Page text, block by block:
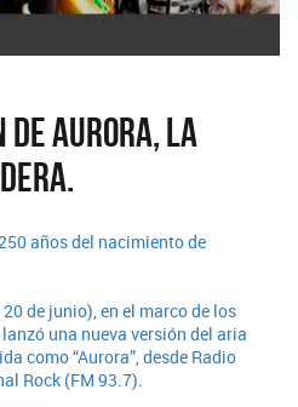
de Aurora, la
años del nacimiento de
de junio), en el marco de los
una nueva versión del aria
como “Aurora”, desde Radio
Rock (FM 93.7).